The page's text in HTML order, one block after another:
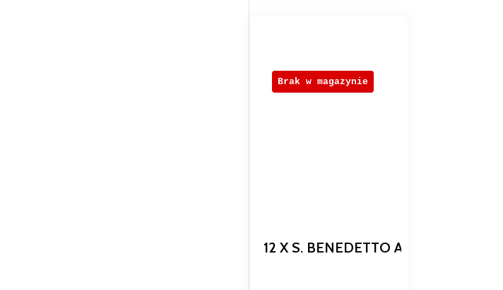
12 X S. BENEDETTO ARANCIA E
Brak w magazynie